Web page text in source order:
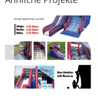
Axtwerfen